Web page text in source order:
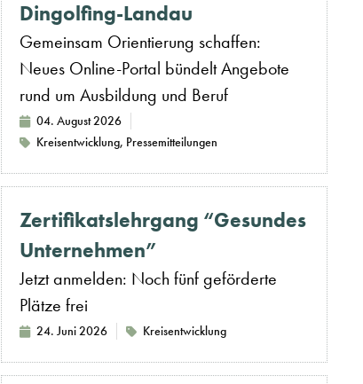
Dingolfing-Landau
Gemeinsam Orientierung schaffen:
Neues Online-Portal bündelt Angebote
rund um Ausbildung und Beruf
04. August 2026
Kreisentwicklung, Pressemitteilungen
Zertifikatslehrgang “Gesundes
Unternehmen”
Jetzt anmelden: Noch fünf geförderte
Plätze frei
24. Juni 2026 Kreisentwicklung